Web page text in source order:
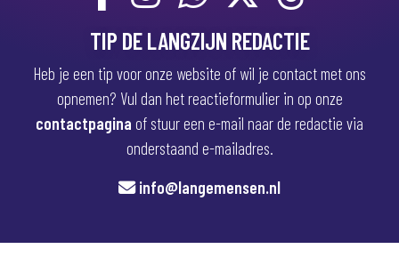
TIP DE LANGZIJN REDACTIE
Heb je een tip voor onze website of wil je contact met ons
opnemen? Vul dan het reactieformulier in op onze
contactpagina of stuur een e-mail naar de redactie via
onderstaand e-mailadres.
info@langemensen.nl